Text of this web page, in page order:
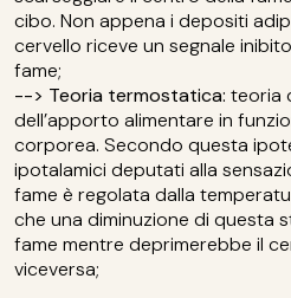
cibo. Non appena i depositi
cervello riceve un segnale
fame;
--> Teoria termostatica: teoria
dell’apporto alimentare in
corporea. Secondo questa
ipotalamici deputati alla
fame è regolata dalla
che una diminuzione di questa
fame mentre deprimerebbe il
viceversa;